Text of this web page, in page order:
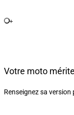
+
Votre moto
Renseignez sa